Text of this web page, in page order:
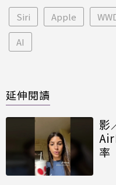
Siri Apple
AI
延伸閱讀
影
率